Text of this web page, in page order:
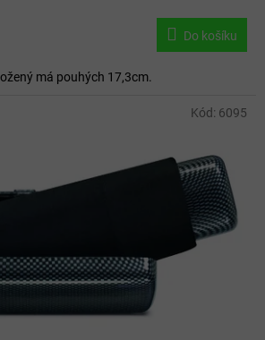
Do košíku
má pouhých 17,3cm.
Kód: 6095